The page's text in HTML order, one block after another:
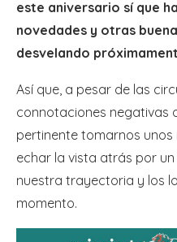
este aniversario sí que
novedades y otras
desvelando
Así que, a pesar de las
connotaciones negativas
pertinente tomarnos
echar la vista atrás por
nuestra trayectoria y los
momento.